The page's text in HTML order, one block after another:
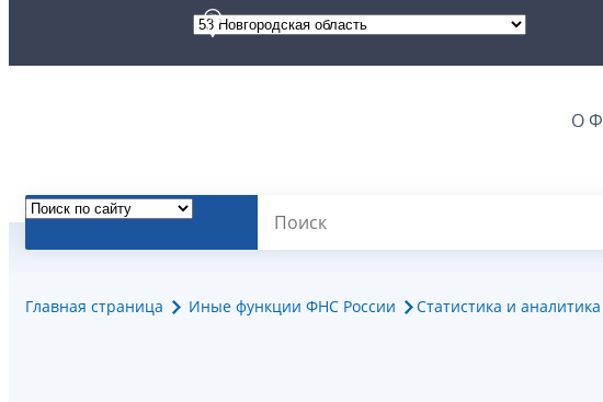
О
Главная страница Иные функции ФНС России Статистика и аналитика